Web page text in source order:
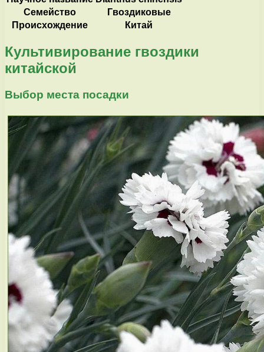
Семейство
Гвоздиковые
Происхождение
Китай
Культивирование гвоздики
китайской
Выбор места посадки